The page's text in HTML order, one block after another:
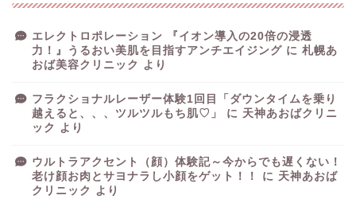
エレクトロポレーション 『イオン導入の20倍の浸透
力！』うるおい美肌を目指すアンチエイジング に 札幌あ
おば美容クリニック より
フラクショナルレーザー体験1回目「ダウンタイムを乗り
越えると、、、ツルツルもち肌♡」
に 天神あおばクリニ
ック より
ウルトラアクセント（顔）体験記～今からでも遅くない！
老け顔お肉とサヨナラし小顔をゲット！！
に 天神あおば
クリニック より